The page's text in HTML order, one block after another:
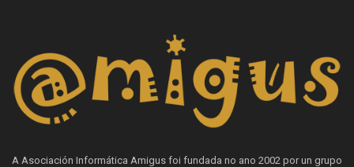
A Asociación Informática Amigus foi fundada no ano 2002 por un grupo